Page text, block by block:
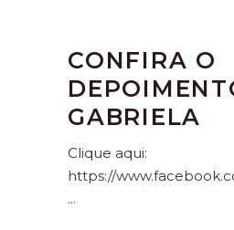
CONFIRA O
GABRIELA
Clique aqui:
https://